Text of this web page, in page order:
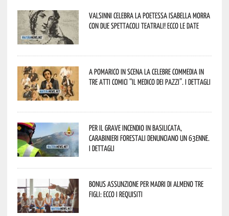
Valsinni celebra la poetessa Isabella Morra
con due spettacoli teatrali! Ecco le date
A Pomarico in scena la celebre commedia in
tre atti comici “Il medico dei pazzi”. I dettagli
Per il grave incendio in Basilicata,
Carabinieri forestali denunciano un 63enne.
I dettagli
Bonus assunzione per madri di almeno tre
figli: ecco i requisiti